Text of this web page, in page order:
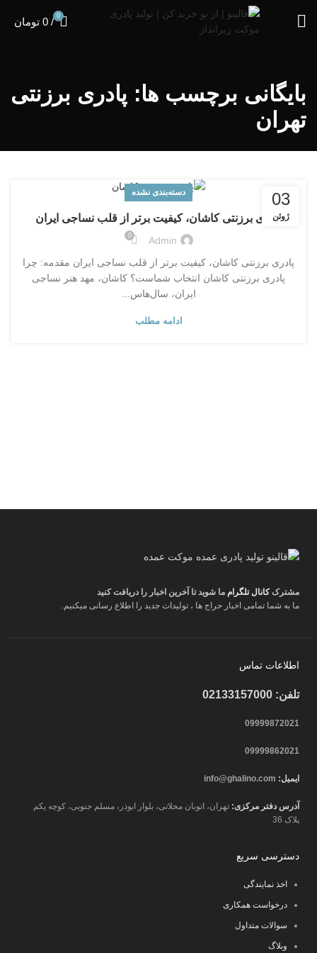
0
/
0 تومان
بایگانی برچسب ها: پادری برزنتی
تهران
03
ژوئن
دسته‌بندی نشده
پادری برزنتی کاشان، کیفیت برتر از قلب نساجی ایران
Admin
0
پادری برزنتی کاشان، کیفیت برتر از قلب نساجی ایران مقدمه: چرا
پادری برزنتی کاشان انتخاب شماست؟ کاشان، مهد هنر نساجی
ایران، سال‌هاس...
ادامه مطلب
مشترککانال تلگرام ما شوید تا آخرین اخبار را دریافت کنید
ما به شما تمامی اخبار حراج ها ، تولیدات جدید را اطلاع رسانی میکنیم.
اطلاعات تماس
تلفن: 02133157000
09999872021
09999862021
ایمیل: info@ghalino.com
آدرس دفتر مرکزی: تهران، اتوبان محلاتی، بلوار ابوذر، مسلم جنوبی، کوچه یکم
پلاک 36
دسترسی سریع
اخذ نمایندگی
درخواست همکاری
سوالات متداول
وبلاگ